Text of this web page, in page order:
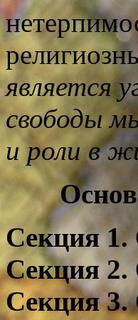
является
свободы
и роли в
Секция 1.
Секция 2.
Секция 3.